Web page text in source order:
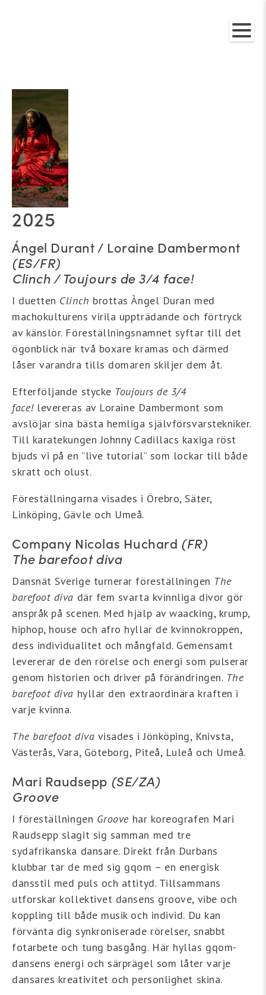
2025
Ángel Durant / Loraine Dambermont
(ES/FR)
Clinch / Toujours de 3/4 face!
I duetten Clinch brottas Àngel Duran med
machokulturens virila uppträdande och förtryck
av känslor. Föreställningsnamnet syftar till det
ögonblick när två boxare kramas och därmed
låser varandra tills domaren skiljer dem åt.
Efterföljande stycke Toujours de 3/4
face!levereras av Loraine Dambermont som
avslöjar sina bästa hemliga självförsvarstekniker.
Till karatekungen Johnny Cadillacs kaxiga röst
bjuds vi på en ”live tutorial” som lockar till både
skratt och olust.
Föreställningarna visades i Örebro, Säter,
Linköping, Gävle och Umeå.
Company Nicolas Huchard (FR)
The barefoot diva
Dansnät Sverige turnerar föreställningen The
barefoot diva där fem svarta kvinnliga divor gör
anspråk på scenen. Med hjälp av waacking, krump,
hiphop, house och afro hyllar de kvinnokroppen,
dess individualitet och mångfald. Gemensamt
levererar de den rörelse och energi som pulserar
genom historien och driver på förändringen. The
barefoot diva hyllar den extraordinära kraften i
varje kvinna.
The barefoot diva visades i Jönköping, Knivsta,
Västerås, Vara, Göteborg, Piteå, Luleå och Umeå.
Mari Raudsepp (SE/ZA)
Groove
I föreställningen Groove har koreografen Mari
Raudsepp slagit sig samman med tre
sydafrikanska dansare. Direkt från Durbans
klubbar tar de med sig gqom – en energisk
dansstil med puls och attityd. Tillsammans
utforskar kollektivet dansens groove, vibe och
koppling till både musik och individ. Du kan
förvänta dig synkroniserade rörelser, snabbt
fotarbete och tung basgång. Här hyllas gqom-
dansens energi och särprägel som låter varje
dansares kreativitet och personlighet skina.